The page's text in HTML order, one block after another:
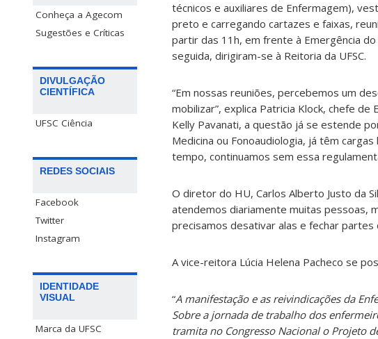
Conheça a Agecom
Sugestões e Críticas
DIVULGAÇÃO
CIENTÍFICA
UFSC Ciência
REDES SOCIAIS
Facebook
Twitter
Instagram
IDENTIDADE
VISUAL
Marca da UFSC
técnicos e auxiliares de Enfermagem),
preto e carregando cartazes e faixas,
partir das 11h, em frente à Emergência
seguida, dirigiram-se à Reitoria da UFSC.
“Em nossas reuniões, percebemos um
mobilizar”, explica Patricia Klock, chefe
Kelly Pavanati, a questão já se estende
Medicina ou Fonoaudiologia, já têm
tempo, continuamos sem essa
O diretor do HU, Carlos Alberto Justo da
atendemos diariamente muitas pessoas,
precisamos desativar alas e fechar
A vice-reitora Lúcia Helena Pacheco se
“A manifestação e as reivindicações da
Sobre a jornada de trabalho dos
tramita no Congresso Nacional o Projeto